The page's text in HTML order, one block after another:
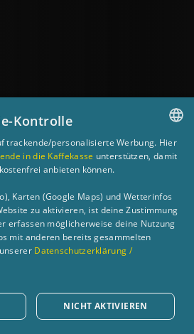
GERMAN
Kontrolle
trackende/personalisierte Werbung. Hier
in die Kaffekasse unterstützen, damit
anbieten können.
Karten (Google Maps) und Wetterinfos
zu aktivieren, ist deine Zustimmung
erfassen möglicherweise deine Nutzung
mit anderen bereits gesammelten
Datenschutzerklärung /
NICHT AKTIVIEREN